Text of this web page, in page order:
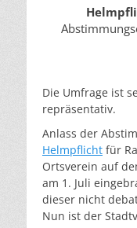
Die Umfrage ist
repräsentativ.
Anlass der
Helmpflicht für
Ortsverein auf
am 1. Juli
dieser nicht
Nun ist der